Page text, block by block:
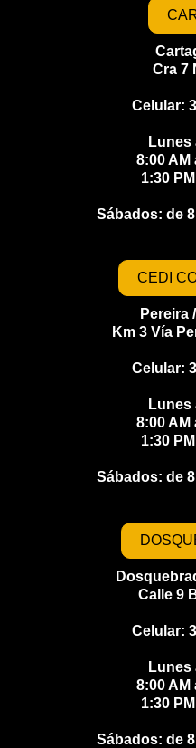
Cra 7
Celular:
Lunes
8:00 AM
1:30
Sábados: de
CEDI
Pereira
Km 3 Vía
Celular:
Lunes
8:00 AM
1:30
Sábados: de
Calle 9
Celular:
Lunes
8:00 AM
1:30
Sábados: de